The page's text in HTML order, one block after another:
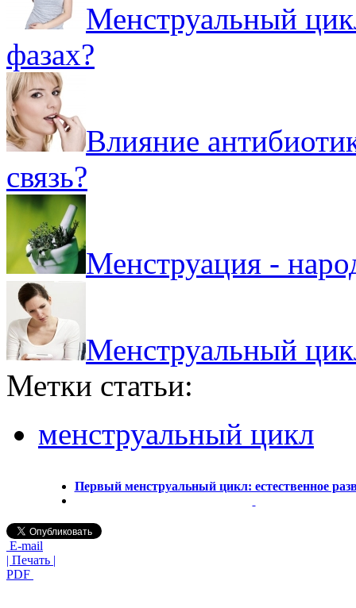
Менструальный
фазах?
Влияние
связь?
Менструация -
Менструальный
Метки статьи:
менструальный цикл
Первый менструальный цикл: естественное
E-mail
| Печать |
PDF